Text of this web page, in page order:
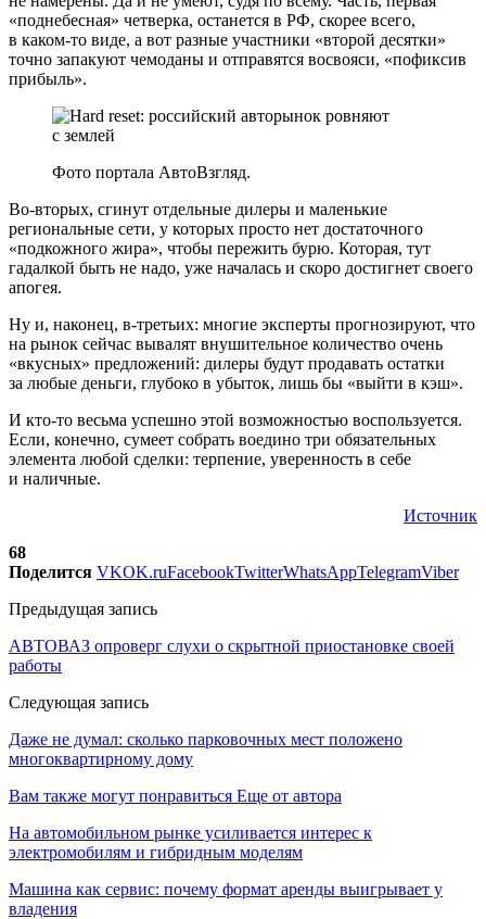
«поднебесная» четверка, останется в РФ, скорее всего,
в каком-то виде, а вот разные участники «второй десятки»
точно запакуют чемоданы и отправятся восвояси, «пофиксив
прибыль».
Фото портала АвтоВзгляд.
Во-вторых, сгинут отдельные дилеры и маленькие
региональные сети, у которых просто нет достаточного
«подкожного жира», чтобы пережить бурю. Которая, тут
гадалкой быть не надо, уже началась и скоро достигнет своего
апогея.
Ну и, наконец, в-третьих: многие эксперты прогнозируют, что
на рынок сейчас вывалят внушительное количество очень
«вкусных» предложений: дилеры будут продавать остатки
за любые деньги, глубоко в убыток, лишь бы «выйти в кэш».
И кто-то весьма успешно этой возможностью воспользуется.
Если, конечно, сумеет собрать воедино три обязательных
элемента любой сделки: терпение, уверенность в себе
и наличные.
Источник
68
Поделится VKOK.ruFacebookTwitterWhatsAppTelegramViber
Предыдущая запись
АВТОВАЗ опроверг слухи о скрытной приостановке своей
работы
Следующая запись
Даже не думал: сколько парковочных мест положено
многоквартирному дому
Вам также могут понравиться Еще от автора
На автомобильном рынке усиливается интерес к
электромобилям и гибридным моделям
Машина как сервис: почему формат аренды выигрывает у
владения